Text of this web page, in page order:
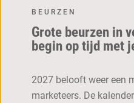
BEURZEN
Grote beurzen in
begin op tijd met
2027 belooft weer een
marketeers. De